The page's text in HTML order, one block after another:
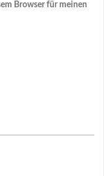
Browser für meinen